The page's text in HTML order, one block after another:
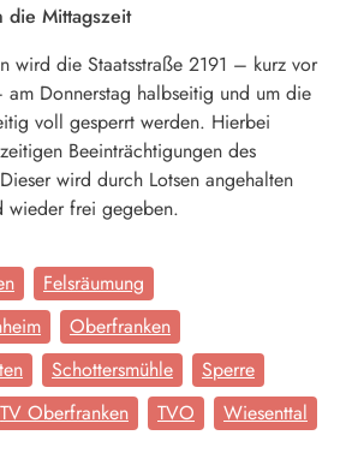
die Mittagszeit
wird die Staatsstraße 2191 – kurz vor
am Donnerstag halbseitig und um die
voll gesperrt werden. Hierbei
Beeinträchtigungen des
wird durch Lotsen angehalten
wieder frei gegeben.
Felsräumung
Oberfranken
Schottersmühle
Sperre
TV Oberfranken TVO Wiesenttal